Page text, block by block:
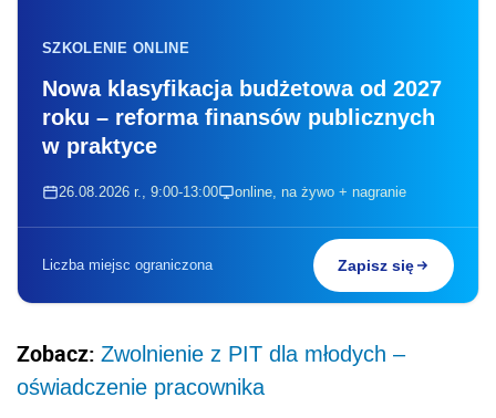
SZKOLENIE ONLINE
Nowa klasyfikacja budżetowa od 2027
roku – reforma finansów publicznych
w praktyce
26.08.2026 r., 9:00-13:00 online, na żywo + nagranie
Liczba miejsc ograniczona Zapisz się
Zobacz: Zwolnienie z PIT dla młodych –
oświadczenie pracownika